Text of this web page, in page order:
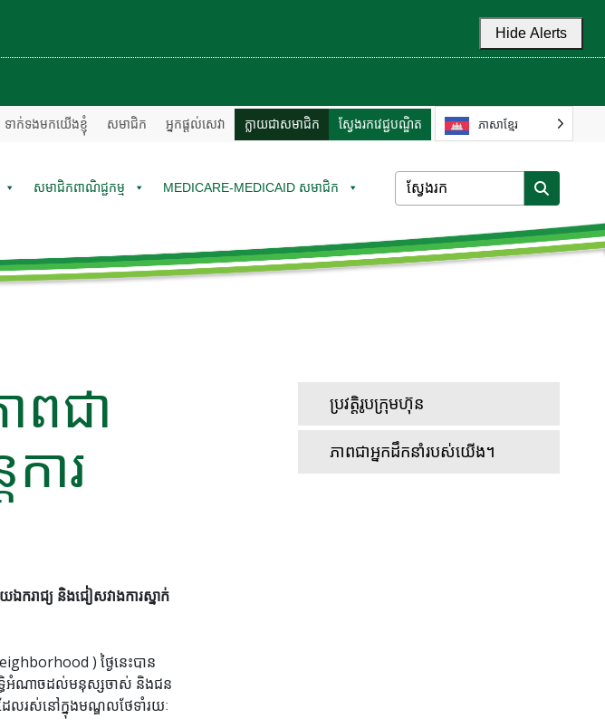
Hide Alerts
ទាក់ទងមកយើងខ្ញុំ សមាជិក អ្នកផ្តល់សេវា ក្លាយជាសមាជិក ស្វែងរកវេជ្ជបណ្ឌិត ភាសាខ្មែរ
សមាជិកពាណិជ្ជកម្ម MEDICARE-MEDICAID សមាជិក
ពជា
ារ
រាជ្យ និងជៀសវាងការស្នាក់
) ថ្ងៃនេះបាន
សិទ្ធិអំណាចដល់មនុស្សចាស់ និងជន
ែលរស់នៅក្នុងមណ្ឌលថែទាំរយៈ
ប្រវត្តិរូបក្រុមហ៊ុន
ភាពជាអ្នកដឹកនាំរបស់យើង។